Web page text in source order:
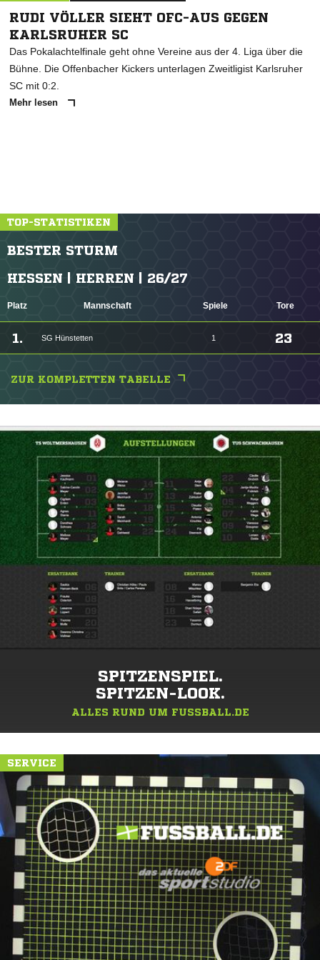
RUDI VÖLLER SIEHT OFC-AUS GEGEN
KARLSRUHER SC
Das Pokalachtelfinale geht ohne Vereine aus der 4. Liga über die
Bühne. Die Offenbacher Kickers unterlagen Zweitligist Karlsruher
SC mit 0:2.
Mehr lesen
TOP-STATISTIKEN
BESTER STURM
HESSEN | HERREN | 26/27
Platz Mannschaft Spiele Tore
1. SG Hünstetten 1 23
ZUR KOMPLETTEN TABELLE
SPITZENSPIEL.
SPITZEN-LOOK.
ALLES RUND UM FUSSBALL.DE
SERVICE